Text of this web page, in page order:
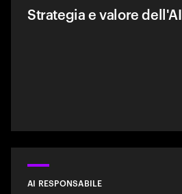
Strategia e valore dell'AI
AI RESPONSABILE